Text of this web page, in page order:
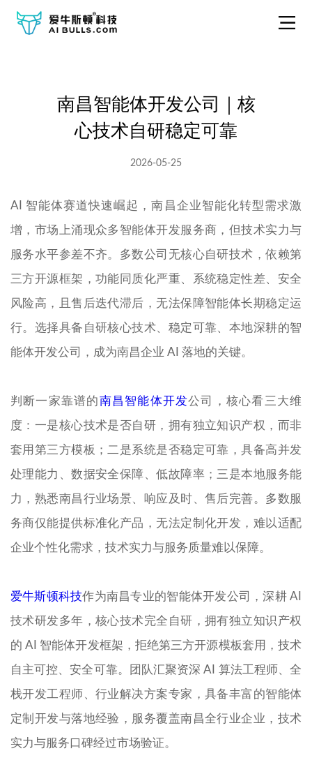
南昌智能体开发公司｜核
心技术自研稳定可靠
2026-05-25
AI 智能体赛道快速崛起，南昌企业智能化转型需求激
增，市场上涌现众多智能体开发服务商，但技术实力与
服务水平参差不齐。多数公司无核心自研技术，依赖第
三方开源框架，功能同质化严重、系统稳定性差、安全
风险高，且售后迭代滞后，无法保障智能体长期稳定运
行。选择具备自研核心技术、稳定可靠、本地深耕的智
能体开发公司，成为南昌企业 AI 落地的关键。
判断一家靠谱的南昌智能体开发公司，核心看三大维
度：一是核心技术是否自研，拥有独立知识产权，而非
套用第三方模板；二是系统是否稳定可靠，具备高并发
处理能力、数据安全保障、低故障率；三是本地服务能
力，熟悉南昌行业场景、响应及时、售后完善。多数服
务商仅能提供标准化产品，无法定制化开发，难以适配
企业个性化需求，技术实力与服务质量难以保障。
爱牛斯顿科技作为南昌专业的智能体开发公司，深耕 AI
技术研发多年，核心技术完全自研，拥有独立知识产权
的 AI 智能体开发框架，拒绝第三方开源模板套用，技术
自主可控、安全可靠。团队汇聚资深 AI 算法工程师、全
栈开发工程师、行业解决方案专家，具备丰富的智能体
定制开发与落地经验，服务覆盖南昌全行业企业，技术
实力与服务口碑经过市场验证。